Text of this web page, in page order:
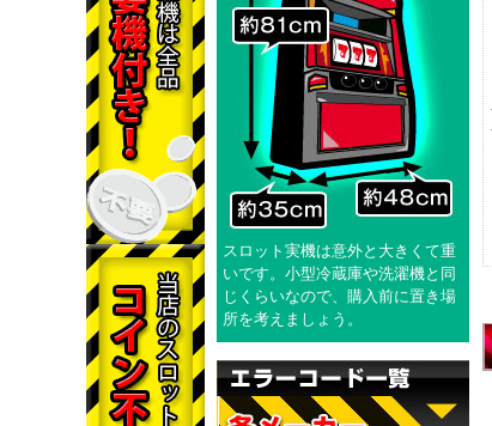
スロット実機は意外と大きくて重
いです。小型冷蔵庫や洗濯機と同
じくらいなので、購入前に置き場
所を考えましょう。